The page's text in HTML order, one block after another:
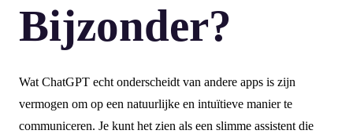
Bijzonder?
Wat ChatGPT echt onderscheidt van andere apps is zijn
vermogen om op een natuurlijke en intuïtieve manier te
communiceren. Je kunt het zien als een slimme assistent die